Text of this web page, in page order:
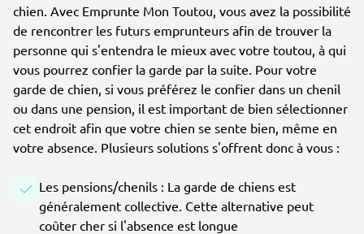
chien. Avec Emprunte Mon Toutou, vous avez la possibilité
de rencontrer les futurs emprunteurs afin de trouver la
personne qui s'entendra le mieux avec votre toutou, à qui
vous pourrez confier la garde par la suite. Pour votre
garde de chien, si vous préférez le confier dans un chenil
ou dans une pension, il est important de bien sélectionner
cet endroit afin que votre chien se sente bien, même en
votre absence. Plusieurs solutions s'offrent donc à vous :
Les pensions/chenils : La garde de chiens est
généralement collective. Cette alternative peut
coûter cher si l'absence est longue